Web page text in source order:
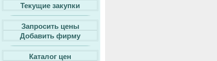
Текущие закупки
Запросить цены
Добавить фирму
Каталог цен